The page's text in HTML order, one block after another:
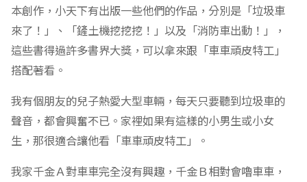
本創作，小天下有出版一些他們的作品，分別是「垃圾車
來了！」、「鏟土機挖挖挖！」以及「消防車出動！」，
這些書得過許多書界大獎，可以拿來跟「車車頑皮特工」
搭配著看。
我有個朋友的兒子熱愛大型車輛，每天只要聽到垃圾車的
聲音，都會興奮不已。家裡如果有這樣的小男生或小女
生，那很適合讓他看「車車頑皮特工」。
我家千金Ａ對車車完全沒有興趣，千金Ｂ相對會嚕車車，